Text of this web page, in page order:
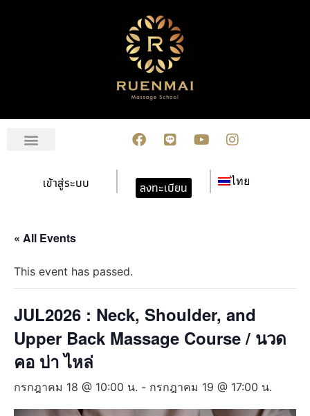
เข้าสู่ระบบ ลงทะเบียน ไทย
« All Events
This event has passed.
JUL2026 : Neck, Shoulder, and
Upper Back Massage Course / นวด
คอ บ่า ไหล่
กรกฎาคม 18 @ 10:00 น. - กรกฎาคม 19 @ 17:00 น.